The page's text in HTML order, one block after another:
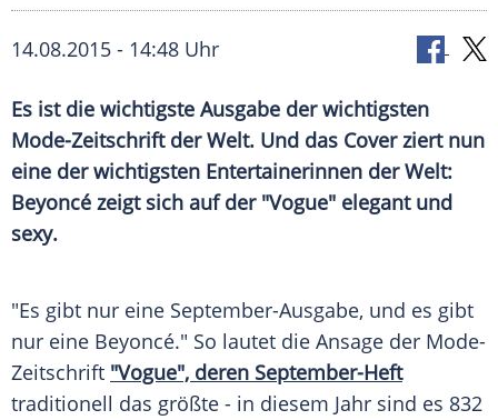
14.08.2015 - 14:48 Uhr
Es ist die wichtigste Ausgabe der wichtigsten
Mode-Zeitschrift der Welt. Und das Cover ziert nun
eine der wichtigsten Entertainerinnen der Welt:
Beyoncé zeigt sich auf der "Vogue" elegant und
sexy.
"Es gibt nur eine September-Ausgabe, und es gibt
nur eine Beyoncé." So lautet die Ansage der Mode-
Zeitschrift "Vogue", deren September-Heft
traditionell das größte - in diesem Jahr sind es 832